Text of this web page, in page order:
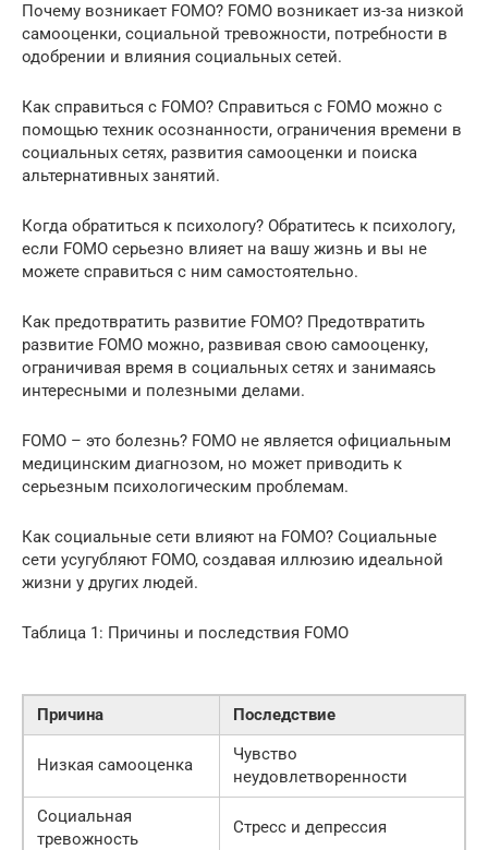
Почему возникает FOMO? FOMO возникает из-за низкой
самооценки, социальной тревожности, потребности в
одобрении и влияния социальных сетей.
Как справиться с FOMO? Справиться с FOMO можно с
помощью техник осознанности, ограничения времени в
социальных сетях, развития самооценки и поиска
альтернативных занятий.
Когда обратиться к психологу? Обратитесь к психологу,
если FOMO серьезно влияет на вашу жизнь и вы не
можете справиться с ним самостоятельно.
Как предотвратить развитие FOMO? Предотвратить
развитие FOMO можно, развивая свою самооценку,
ограничивая время в социальных сетях и занимаясь
интересными и полезными делами.
FOMO – это болезнь? FOMO не является официальным
медицинским диагнозом, но может приводить к
серьезным психологическим проблемам.
Как социальные сети влияют на FOMO? Социальные
сети усугубляют FOMO, создавая иллюзию идеальной
жизни у других людей.
Таблица 1: Причины и последствия FOMO
Причина Последствие
Низкая самооценка
Чувство
неудовлетворенности
Социальная
тревожность
Стресс и депрессия